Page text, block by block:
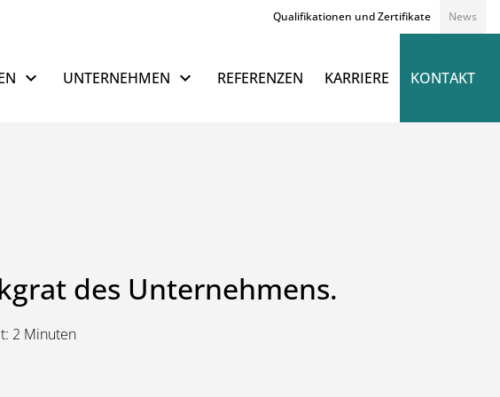
Navigation überspringen
Qualifikationen und Zertifikate News
UNTERNEHMEN REFERENZEN KARRIERE KONTAKT
des Unternehmens.
2 Minuten